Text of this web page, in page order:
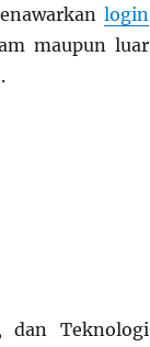
login
maupun luar
dan Teknologi